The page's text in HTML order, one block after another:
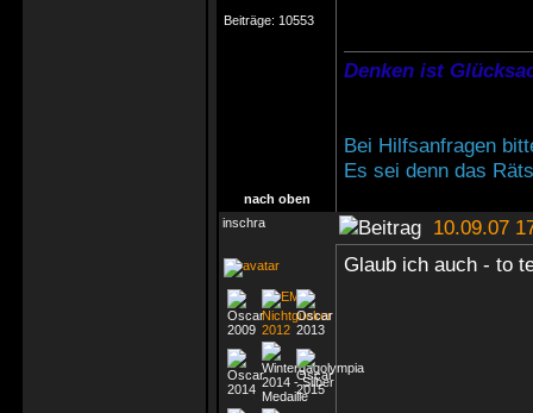
Beiträge: 10553
Denken ist
Bei Hilfsanfragen
Es sei denn das
nach oben
inschra
10.09.07
Glaub ich auch - to